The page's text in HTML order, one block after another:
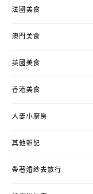
法國美食
澳門美食
英國美食
香港美食
人妻小廚房
其他雜記
帶著婚紗去旅行